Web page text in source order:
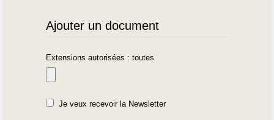
Ajouter un document
Extensions autorisées : toutes
Je veux recevoir la Newsletter